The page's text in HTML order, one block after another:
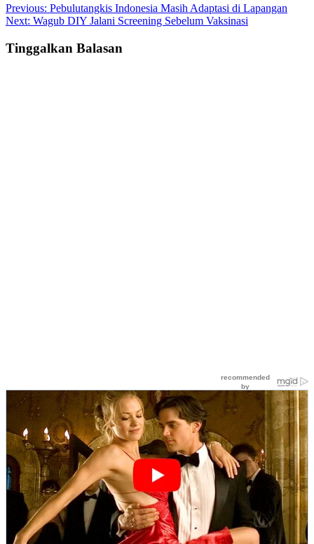
Post
navigation
Previous: Pebulutangkis Indonesia Masih Adaptasi di Lapangan
Next: Wagub DIY Jalani Screening Sebelum Vaksinasi
Tinggalkan Balasan